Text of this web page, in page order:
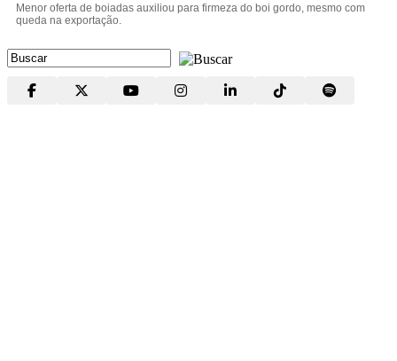
Menor oferta de boiadas auxiliou para firmeza do boi gordo, mesmo com
queda na exportação.